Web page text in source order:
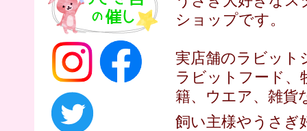
ショップです。
実店舗のラビット
ラビットフード、
籍、ウエア、雑貨
飼い主様やうさぎ